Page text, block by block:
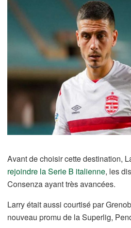
Avant de choisir cette destination,
rejoindre la Serie B italienne, les
Consenza ayant très avancées.
Larry était aussi courtisé par
nouveau promu de la Superlig,